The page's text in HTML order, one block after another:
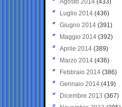
Agosto 2014 (433)
Luglio 2014 (436)
Giugno 2014 (391)
Maggio 2014 (392)
Aprile 2014 (389)
Marzo 2014 (436)
Febbraio 2014 (386)
Gennaio 2014 (419)
Dicembre 2013 (367)